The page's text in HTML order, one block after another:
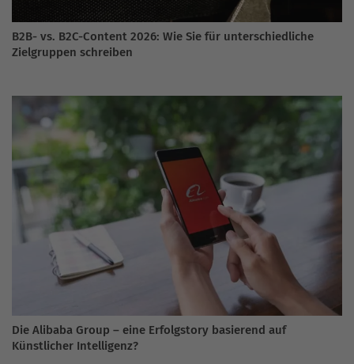
B2B- vs. B2C-Content 2026: Wie Sie für unterschiedliche
Zielgruppen schreiben
Die Alibaba Group – eine Erfolgstory basierend auf
Künstlicher Intelligenz?